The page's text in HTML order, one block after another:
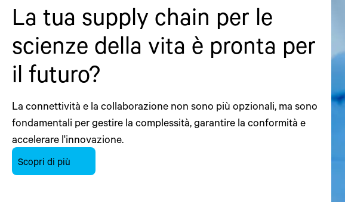
La tua supply chain per le
scienze della vita è pronta per
il futuro?
La connettività e la collaborazione non sono più opzionali, ma sono
fondamentali per gestire la complessità, garantire la conformità e
accelerare l'innovazione.
Scopri di più